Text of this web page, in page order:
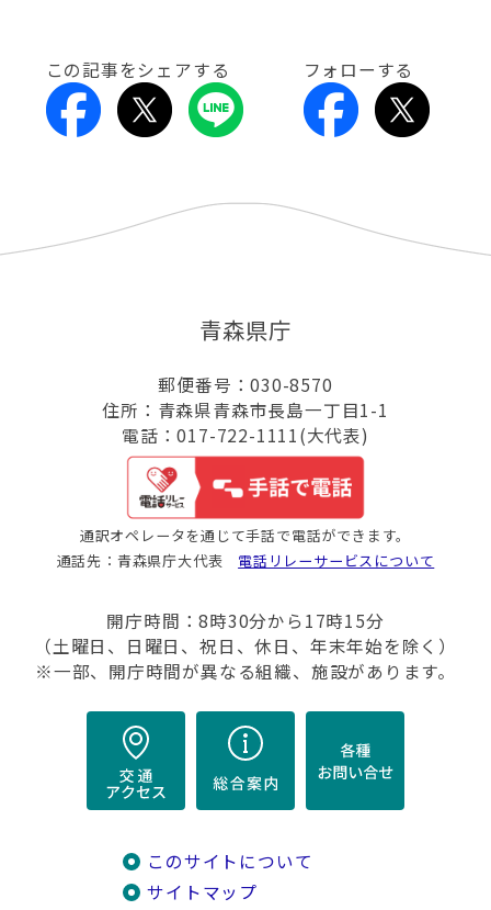
この記事をシェアする フォローする
青森県庁
郵便番号：030-8570
住所：青森県青森市長島一丁目1-1
電話：017-722-1111(大代表)
通訳オペレータを通じて手話で電話ができます。
通話先：青森県庁大代表 電話リレーサービスについて
開庁時間：8時30分から17時15分
（土曜日、日曜日、祝日、休日、年末年始を除く）
※一部、開庁時間が異なる組織、施設があります。
このサイトについて
サイトマップ